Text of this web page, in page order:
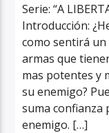
Serie: “A
Introducción:
como sentirá un
armas que
mas potentes y
su enemigo?
suma confianza
enemigo. […]